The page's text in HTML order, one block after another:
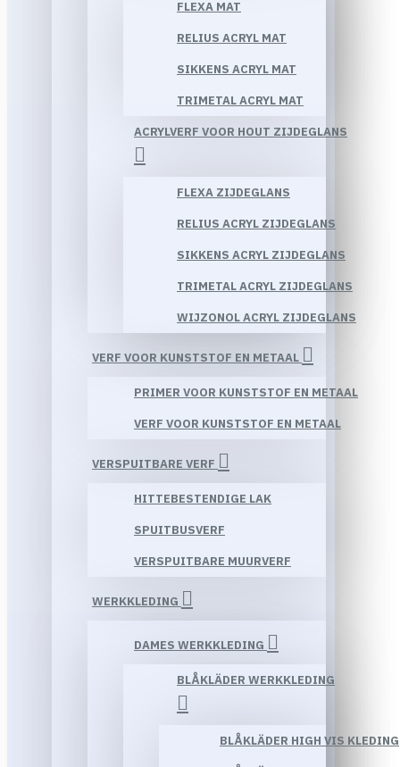
FLEXA MAT
RELIUS ACRYL MAT
SIKKENS ACRYL MAT
TRIMETAL ACRYL MAT
ACRYLVERF VOOR HOUT ZIJDEGLANS
FLEXA ZIJDEGLANS
RELIUS ACRYL ZIJDEGLANS
SIKKENS ACRYL ZIJDEGLANS
TRIMETAL ACRYL ZIJDEGLANS
WIJZONOL ACRYL ZIJDEGLANS
VERF VOOR KUNSTSTOF EN METAAL
PRIMER VOOR KUNSTSTOF EN METAAL
VERF VOOR KUNSTSTOF EN METAAL
VERSPUITBARE VERF
HITTEBESTENDIGE LAK
SPUITBUSVERF
VERSPUITBARE MUURVERF
WERKKLEDING
DAMES WERKKLEDING
BLÅKLÄDER WERKKLEDING
BLÅKLÄDER HIGH VIS KLEDING